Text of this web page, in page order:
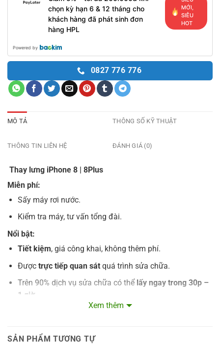
chọn kỳ hạn 6 & 12 tháng cho
khách hàng đã phát sinh đơn
hàng HPL
MỚI,
SIÊU
HOT
Powered by
0827 776 776
MÔ TẢ
ĐÁNH GIÁ (0)
THÔNG SỐ KỸ THUẬT
THÔNG TIN LIÊN HỆ
Thay lưng iPhone 8 | 8Plus
Miễn phí:
Sấy máy rơi nước.
Kiểm tra máy, tư vấn tổng đài.
Nổi bật:
Tiết kiệm, giá công khai, không thêm phí.
Được trực tiếp quan sátquá trình sửa chữa.
Trên 90% dịch vụ sửa chữa có thể lấy ngay trong 30p –
1 giờ.
Linh kiện thay thế có nguồn gốc rõ ràng.
Xem thêm
SẢN PHẨM TƯƠNG TỰ